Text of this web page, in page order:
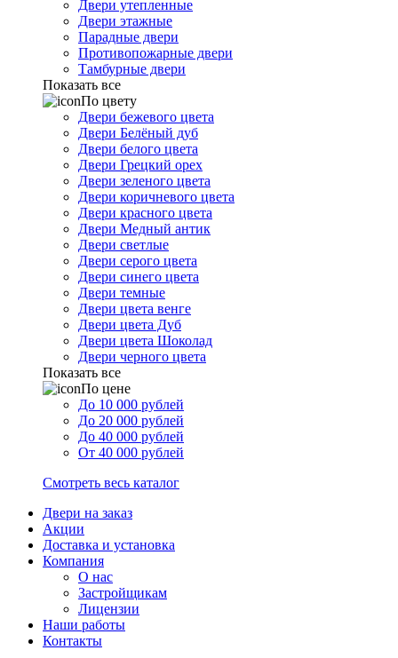
Двери утепленные
Двери этажные
Парадные двери
Противопожарные двери
Тамбурные двери
Показать все
По цвету
Двери бежевого цвета
Двери Белёный дуб
Двери белого цвета
Двери Грецкий орех
Двери зеленого цвета
Двери коричневого цвета
Двери красного цвета
Двери Медный антик
Двери светлые
Двери серого цвета
Двери синего цвета
Двери темные
Двери цвета венге
Двери цвета Дуб
Двери цвета Шоколад
Двери черного цвета
Показать все
По цене
До 10 000 рублей
До 20 000 рублей
До 40 000 рублей
От 40 000 рублей
Смотреть весь каталог
Двери на заказ
Акции
Доставка и установка
Компания
О нас
Застройщикам
Лицензии
Наши работы
Контакты